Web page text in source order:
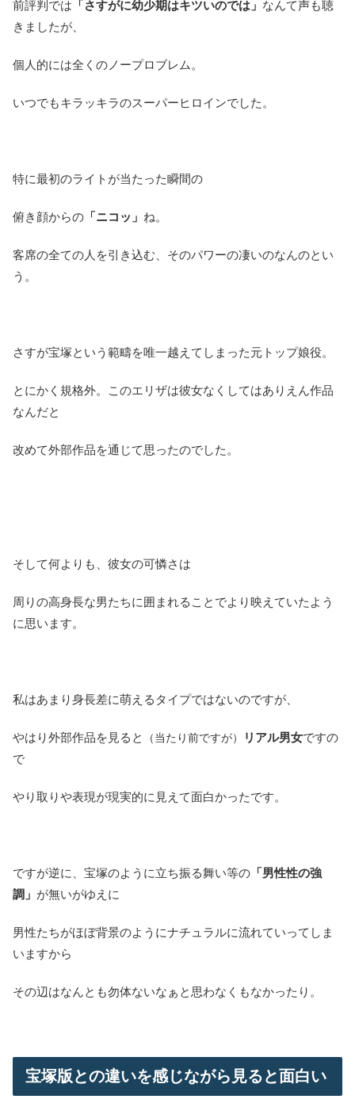
前評判では 「さすがに幼少期はキツいのでは」 なんて声も聴
きましたが、
個人的には全くのノープロブレム。
いつでもキラッキラのスーパーヒロインでした。
特に最初のライトが当たった瞬間の
俯き顔からの 「ニコッ」 ね。
客席の全ての人を引き込む、そのパワーの凄いのなんのとい
う。
さすが宝塚という範疇を唯一越えてしまった元トップ娘役。
とにかく規格外。このエリザは彼女なくしてはありえん作品
なんだと
改めて外部作品を通じて思ったのでした。
そして何よりも、彼女の可憐さは
周りの高身長な男たちに囲まれることでより映えていたよう
に思います。
私はあまり身長差に萌えるタイプではないのですが、
やはり外部作品を見ると （当たり前ですが） リアル男女ですの
で
やり取りや表現が現実的に見えて面白かったです。
ですが逆に、宝塚のように立ち振る舞い等の 「男性性の強
調」 が無いがゆえに
男性たちがほぼ背景のようにナチュラルに流れていってしま
いますから
その辺はなんとも勿体ないなぁと思わなくもなかったり。
宝塚版との違いを感じながら見ると面白い